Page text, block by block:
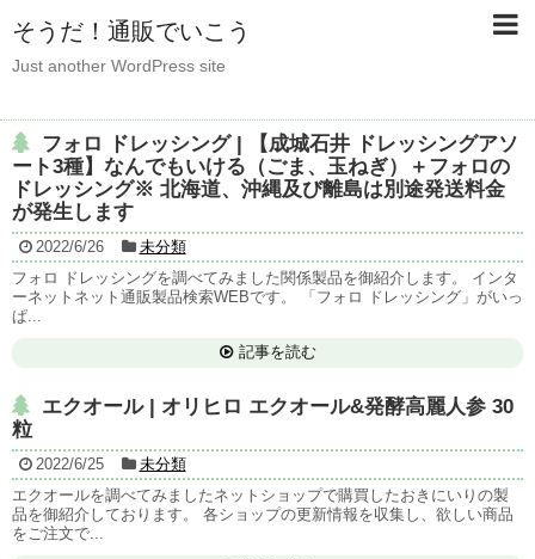
そうだ！通販でいこう
Just another WordPress site
フォロ ドレッシング | 【成城石井 ドレッシングアソ
ート3種】なんでもいける（ごま、玉ねぎ）＋フォロの
ドレッシング※ 北海道、沖縄及び離島は別途発送料金
が発生します
2022/6/26
未分類
フォロ ドレッシングを調べてみました関係製品を御紹介します。 インタ
ーネットネット通販製品検索WEBです。 「フォロ ドレッシング」がいっ
ぱ...
記事を読む
エクオール | オリヒロ エクオール&発酵高麗人参 30
粒
2022/6/25
未分類
エクオールを調べてみましたネットショップで購買したおきにいりの製
品を御紹介しております。 各ショップの更新情報を収集し、欲しい商品
をご注文で...